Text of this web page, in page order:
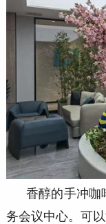
香醇的手冲咖
务会议中心。可